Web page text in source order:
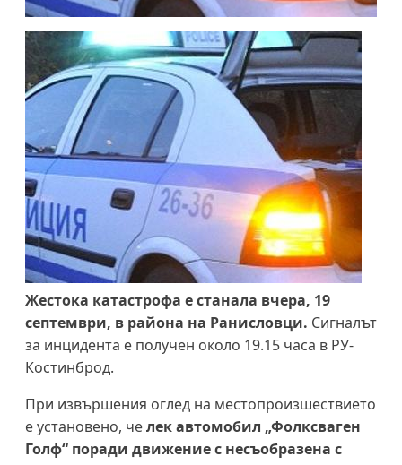
Жестока катастрофа е станала вчера, 19
септември, в района на Ранисловци. Сигналът
за инцидента е получен около 19.15 часа в РУ-
Костинброд.
При извършения оглед на местопроизшествието
е установено, челек автомобил „Фолксваген
Голф“ поради движение с несъобразена с